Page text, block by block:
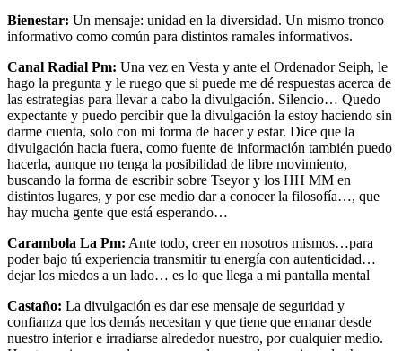
Bienestar: Un mensaje: unidad en la diversidad. Un mismo tronco
informativo como común para distintos ramales informativos.
Canal Radial Pm: Una vez en Vesta y ante el Ordenador Seiph, le
hago la pregunta y le ruego que si puede me dé respuestas acerca de
las estrategias para llevar a cabo la divulgación. Silencio… Quedo
expectante y puedo percibir que la divulgación la estoy haciendo sin
darme cuenta, solo con mi forma de hacer y estar. Dice que la
divulgación hacia fuera, como fuente de información también puedo
hacerla, aunque no tenga la posibilidad de libre movimiento,
buscando la forma de escribir sobre Tseyor y los HH MM en
distintos lugares, y por ese medio dar a conocer la filosofía…, que
hay mucha gente que está esperando…
Carambola La Pm: Ante todo, creer en nosotros mismos…para
poder bajo tú experiencia transmitir tu energía con autenticidad…
dejar los miedos a un lado… es lo que llega a mi pantalla mental
Castaño: La divulgación es dar ese mensaje de seguridad y
confianza que los demás necesitan y que tiene que emanar desde
nuestro interior e irradiarse alrededor nuestro, por cualquier medio.